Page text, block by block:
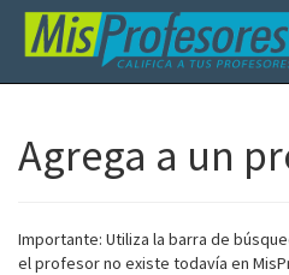
Agrega a un
Importante: Utiliza la barra de
el profesor no existe todavía en